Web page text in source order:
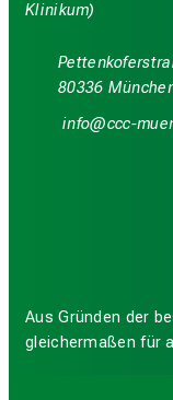
Klinikum)
80336
luwü
Aus Gründen der
gleichermaßen für